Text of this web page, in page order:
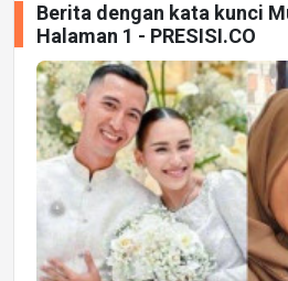
Berita dengan kata kunci
Halaman 1 - PRESISI.CO